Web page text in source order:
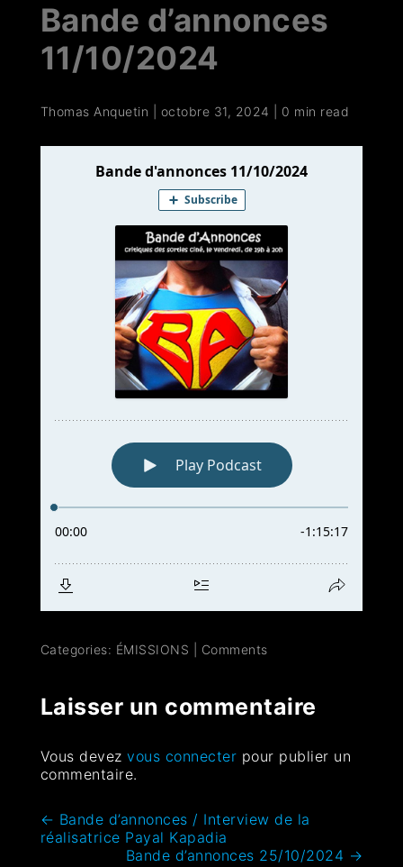
Bande d’annonces
11/10/2024
Thomas Anquetin octobre 31, 2024 0 min read
Categories: ÉMISSIONS Comments
Laisser un commentaire
Vous devezvous connecter pour publier un
commentaire.
← Bande d’annonces / Interview de la
réalisatrice Payal Kapadia
Bande d’annonces 25/10/2024 →